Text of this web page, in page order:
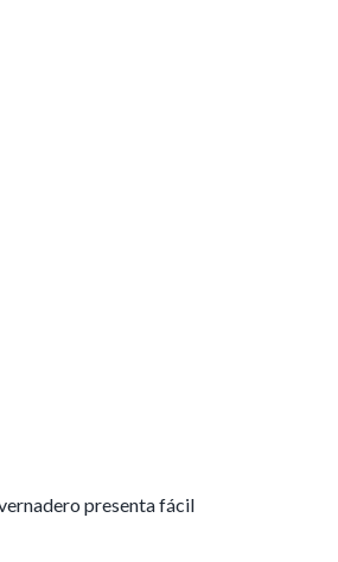
presenta fácil